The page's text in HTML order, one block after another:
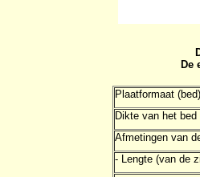
De
Plaatformaat (bed)
Dikte van het bed
Afmetingen van
- Lengte (van de